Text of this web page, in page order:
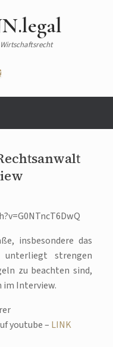
insbesondere das
unterliegt strengen
zu beachten sind,
Interview.
youtube – LINK